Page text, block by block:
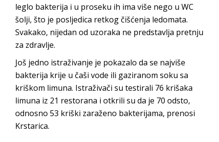
leglo bakterija i u proseku ih ima više nego u WC
šolji, što je posljedica retkog čišćenja ledomata.
Svakako, nijedan od uzoraka ne predstavlja pretnju
za zdravlje.
Još jedno istraživanje je pokazalo da se najviše
bakterija krije u čaši vode ili gaziranom soku sa
kriškom limuna. Istraživači su testirali 76 krišaka
limuna iz 21 restorana i otkrili su da je 70 odsto,
odnosno 53 kriški zaraženo bakterijama, prenosi
Krstarica.